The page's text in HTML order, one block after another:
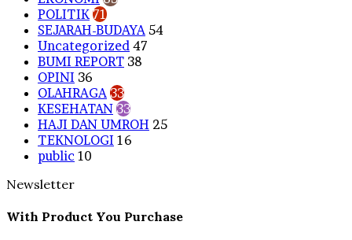
POLITIK 71
SEJARAH-BUDAYA 54
Uncategorized 47
BUMI REPORT 38
OPINI 36
OLAHRAGA 33
KESEHATAN 33
HAJI DAN UMROH 25
TEKNOLOGI 16
public 10
Newsletter
With Product You Purchase